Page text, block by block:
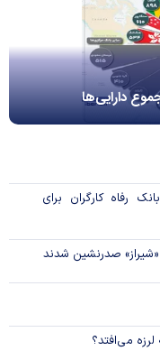
دارایی‌ها
رفاه کارگران برای
«شیراز» صدرنشین شدند
می‌افتد؟